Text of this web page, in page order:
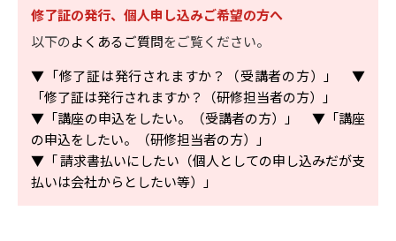
修了証の発行、個人申し込みご希望の方へ
以下のよくあるご質問をご覧ください。
▼「修了証は発行されますか？（受講者の方）」
▼
「修了証は発行されますか？（研修担当者の方）」
▼「講座の申込をしたい。（受講者の方）」
▼「講座
の申込をしたい。（研修担当者の方）」
▼「 請求書払いにしたい（個人としての申し込みだが支
払いは会社からとしたい等）」